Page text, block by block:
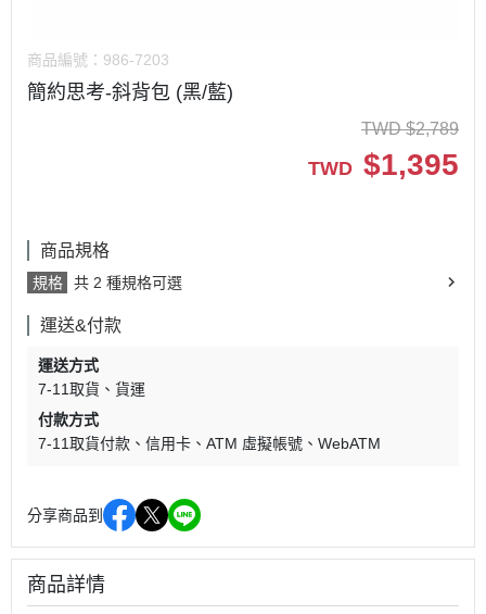
商品編號： 986-7203
簡約思考-斜背包 (黑/藍)
TWD $2,789
TWD $1,395
商品規格
規格 共 2 種規格可選
運送&付款
運送方式
7-11取貨
貨運
付款方式
7-11取貨付款
信用卡 ATM 虛擬帳號 WebATM
分享商品到
商品詳情